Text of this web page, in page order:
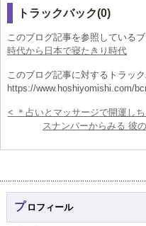
トラックバック(0)
このブログ記事を参照している
時代から日本で寝たきり時代
このブログ記事に対するトラッ
https://www.hoshiyomishi.com/
< ＊占いとマッサージで開運しち
スナンバーからみる 彼
プロフィール